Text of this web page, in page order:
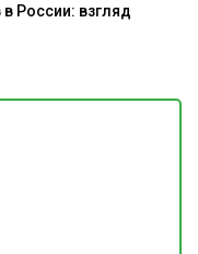
России: взгляд